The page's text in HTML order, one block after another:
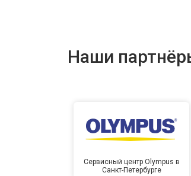
Наши
Сервисный центр Olympus в
Санкт-Петербурге